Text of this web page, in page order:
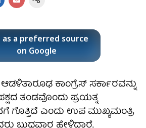
as a preferred source
on Google
ಆಡಳಿತಾರೂಢ ಕಾಂಗ್ರೆಸ್ ಸರ್ಕಾರವನ್ನು
ತಂಡವೊಂದು ಪ್ರಯತ್ನ
ಗೊತ್ತಿದೆ ಎಂದು ಉಪ ಮುಖ್ಯಮಂತ್ರಿ